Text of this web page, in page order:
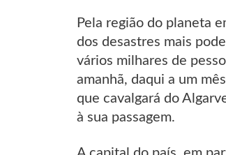
Pela região do planeta
dos desastres mais
vários milhares de
amanhã, daqui a um
que cavalgará do
à sua passagem.